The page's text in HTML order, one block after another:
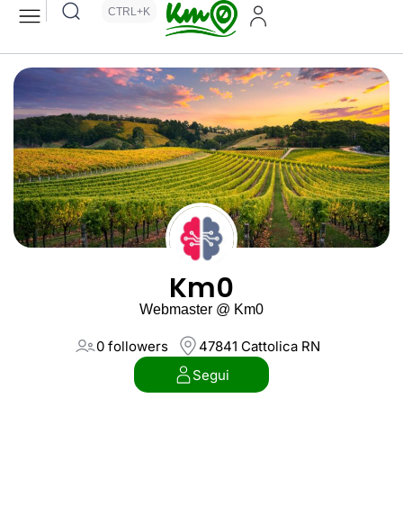
CTRL+K
Km0
Webmaster @ Km0
0 followers
47841 Cattolica RN
Segui